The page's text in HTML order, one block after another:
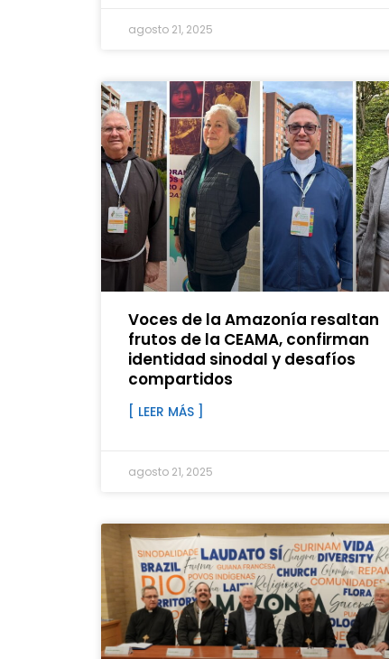
agosto 21, 2025
Voces de la Amazonía resaltan
frutos de la CEAMA, confirman
identidad sinodal y desafíos
compartidos
[ LEER MÁS ]
agosto 21, 2025